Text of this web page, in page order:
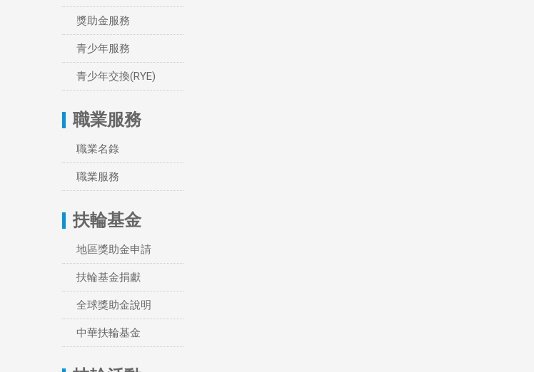
獎助金服務
青少年服務
青少年交換(RYE)
職業服務
職業名錄
職業服務
扶輪基金
地區獎助金申請
扶輪基金捐獻
全球獎助金說明
中華扶輪基金